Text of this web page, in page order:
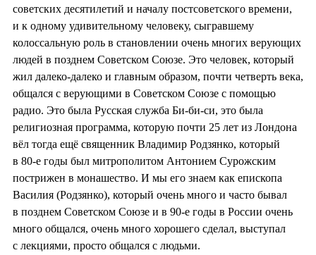
советских десятилетий и началу постсоветского времени,
и к одному удивительному человеку, сыгравшему
колоссальную роль в становлении очень многих верующих
людей в позднем Советском Союзе. Это человек, который
жил далеко-далеко и главным образом, почти четверть века,
общался с верующими в Советском Союзе с помощью
радио. Это была Русская служба Би-би-си, это была
религиозная программа, которую почти 25 лет из Лондона
вёл тогда ещё священник Владимир Родзянко, который
в 80-е годы был митрополитом Антонием Сурожским
пострижен в монашество. И мы его знаем как епископа
Василия (Родзянко), который очень много и часто бывал
в позднем Советском Союзе и в 90-е годы в России очень
много общался, очень много хорошего сделал, выступал
с лекциями, просто общался с людьми.